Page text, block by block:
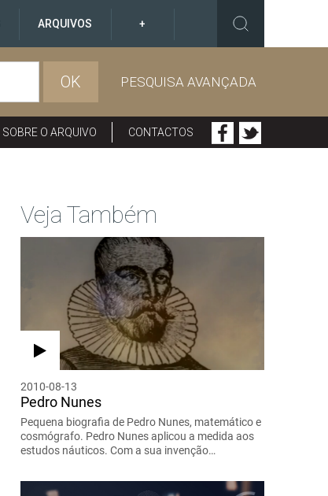
ARQUIVOS +
OK PESQUISA AVANÇADA
SOBRE O ARQUIVO CONTACTOS
Veja Também
2010-08-13
Pedro Nunes
Pequena biografia de Pedro Nunes, matemático e
cosmógrafo. Pedro Nunes aplicou a medida aos
estudos náuticos. Com a sua invenção…